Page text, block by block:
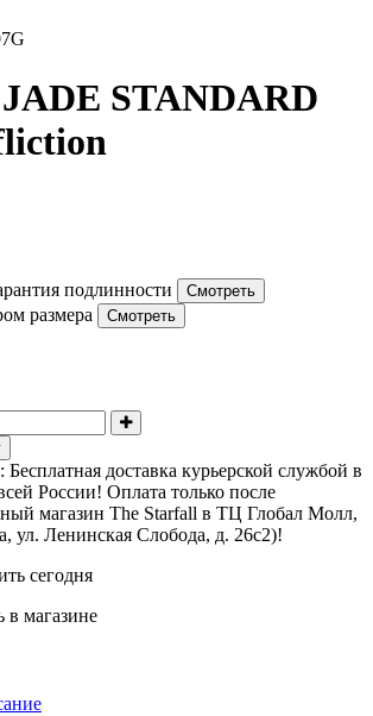
STANDARD
подлинности Смотреть
размера Смотреть
Бесплатная доставка курьерской службой в
России! Оплата только после
магазин The Starfall в ТЦ Глобал Молл,
ул. Ленинская Слобода, д. 26с2)!
сегодня
в магазине